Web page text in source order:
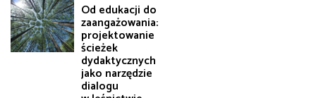
Od edukacji do
zaangażowania:
projektowanie
ścieżek
dydaktycznych
jako narzędzie
dialogu